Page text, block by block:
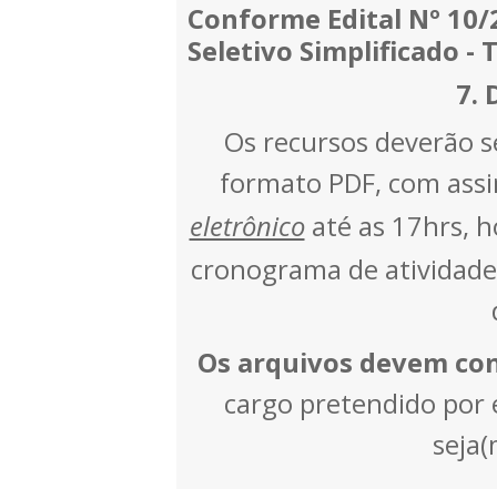
Conforme Edital Nº
Seletivo Simplificado -
7.
Os recursos deverão
formato PDF, com
eletrônicoaté as 17hrs,
cronograma de
Os arquivos devem
cargo pretendido por